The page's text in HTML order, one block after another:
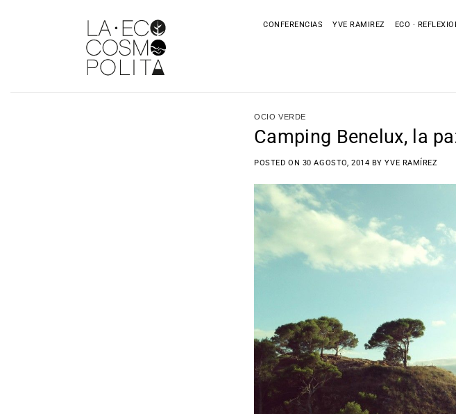
CONFERENCIAS YVE RAMIREZ ECO ·
OCIO VERDE
Camping Benelux, la
POSTED ON 30 AGOSTO, 2014 BYYVE RAMÍREZ